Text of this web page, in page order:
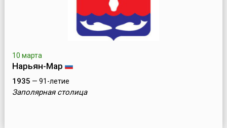
10 марта
Нарьян-Мар
1935 — 91-летие
Заполярная столица